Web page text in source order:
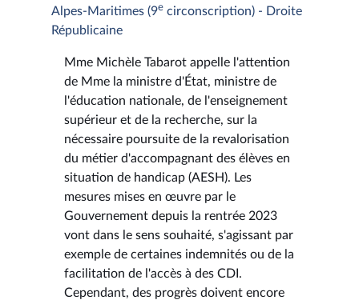
Alpes-Maritimes (9e circonscription) - Droite
Républicaine
Mme Michèle Tabarot appelle l'attention
de Mme la ministre d'État, ministre de
l'éducation nationale, de l'enseignement
supérieur et de la recherche, sur la
nécessaire poursuite de la revalorisation
du métier d'accompagnant des élèves en
situation de handicap (AESH). Les
mesures mises en œuvre par le
Gouvernement depuis la rentrée 2023
vont dans le sens souhaité, s'agissant par
exemple de certaines indemnités ou de la
facilitation de l'accès à des CDI.
Cependant, des progrès doivent encore